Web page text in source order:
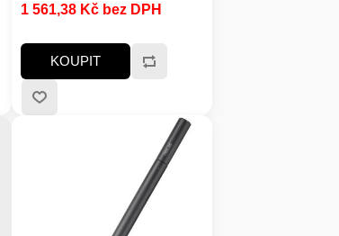
1 561,38 Kč bez DPH
KOUPIT